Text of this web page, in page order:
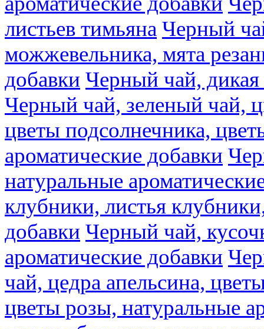
листьев тимьяна Черный
можжевельника, мята
добавки Черный чай,
Черный чай, зеленый чай,
цветы подсолнечника,
ароматические добавки
натуральные
клубники, листья
добавки Черный чай,
ароматические добавки
чай, цедра апельсина,
цветы розы, натуральные